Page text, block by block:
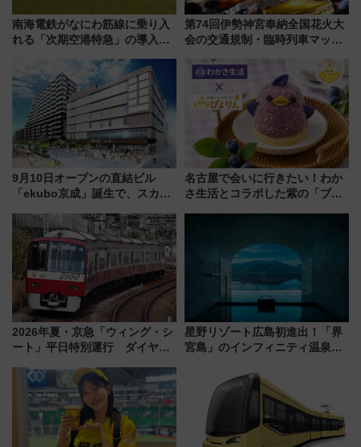
南海電鉄がなにわ筋線に乗り入
れる「次期空港特急」の導入を
日本初の鉄道デザイン
第74回伊勢神宮奉納全国花火大
会の交通規制・臨時列車マッ
セス
9月10日オープンの直結ビル
「ekubo京成」誕生で、スカイ
新鎌ヶ谷はどう変わる？ 全テナ
ント情報も公開！
名古屋で会いに行きたい！わか
さ生活とコラボした紫の「ブル
2026年夏・京急「ウィング・シ
ート」平日特別運行 ダイヤ・
三浦海岸を堪能できるお出かけ
プランもご紹介
星野リゾート広島初進出！「界
宮島」のインフィニティ温泉と
宿泊料金・アクセスは？（2026
年7月23日開業）